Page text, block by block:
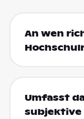
An wen
Umfasst
subjektive